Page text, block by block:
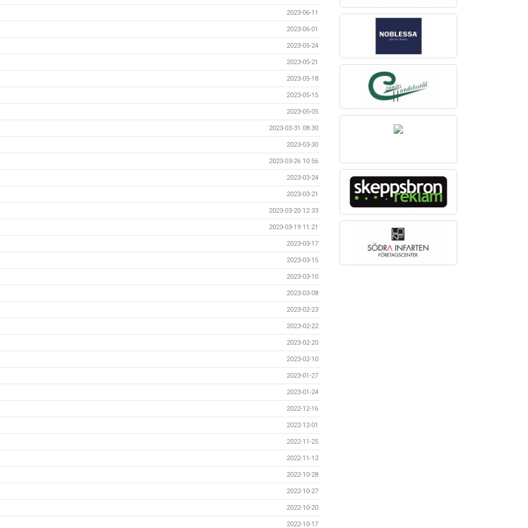
2023-06-11
2023-06-01
2023-05-24
2023-05-21
2023-05-18
2023-05-15
2023-05-05
2023-03-31 08:30
2023-03-30
2023-03-26 10:56
2023-03-24
2023-03-21
2023-03-20 12:33
2023-03-19 11:21
2023-03-17
2023-03-15
2023-03-10
2023-03-08
2023-02-23
2023-02-22
2023-02-20
2023-02-10
2023-01-27
2023-01-24
2022-12-16
2022-12-01
2022-11-25
2022-11-12
2022-10-28
2022-10-27
2022-10-20
2022-10-17